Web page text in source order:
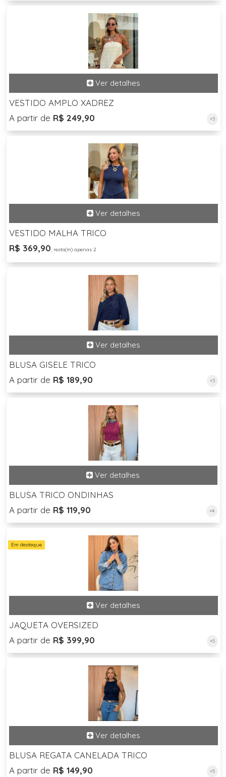
VESTIDO AMPLO XADREZ
A partir de R$ 249,90 +3
VESTIDO MALHA TRICO
R$ 369,90, resta(m) apenas 2
BLUSA GISELE TRICO
A partir de R$ 189,90 +3
BLUSA TRICO ONDINHAS
A partir de R$ 119,90 +4
Em destaque
JAQUETA OVERSIZED
A partir de R$ 399,90 +5
BLUSA REGATA CANELADA TRICO
A partir de R$ 149,90 +5